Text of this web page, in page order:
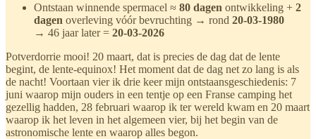
Ontstaan winnende spermacel ≈ 80 dagen ontwikkeling + 2
dagen overleving vóór bevruchting → rond 20-03-1980
→ 46 jaar later = 20-03-2026
Potverdorrie mooi! 20 maart, dat is precies de dag dat de lente
begint, de lente-equinox! Het moment dat de dag net zo lang is als
de nacht! Voortaan vier ik drie keer mijn ontstaansgeschiedenis: 7
juni waarop mijn ouders in een tentje op een Franse camping het
gezellig hadden, 28 februari waarop ik ter wereld kwam en 20 maart
waarop ik het leven in het algemeen vier, bij het begin van de
astronomische lente en waarop alles begon.